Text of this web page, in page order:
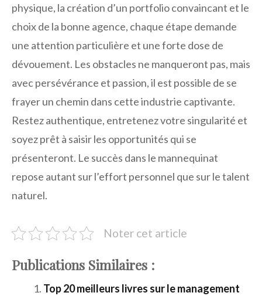
physique, la création d’un portfolio convaincant et le
choix de la bonne agence, chaque étape demande
une attention particulière et une forte dose de
dévouement. Les obstacles ne manqueront pas, mais
avec persévérance et passion, il est possible de se
frayer un chemin dans cette industrie captivante.
Restez authentique, entretenez votre singularité et
soyez prêt à saisir les opportunités qui se
présenteront. Le succès dans le mannequinat
repose autant sur l’effort personnel que sur le talent
naturel.
Noter cet article
Publications Similaires :
Top 20 meilleurs livres sur le management